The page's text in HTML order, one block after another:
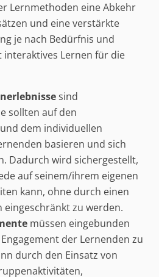
Lernmethoden eine Abkehr
und eine verstärkte
je nach Bedürfnis und
interaktives Lernen für die
sind
sollten auf den
dem individuellen
basieren und sich
Dadurch wird sichergestellt,
auf seinem/ihrem eigenen
kann, ohne durch einen
zu werden.
müssen eingebunden
der Lernenden zu
durch den Einsatz von